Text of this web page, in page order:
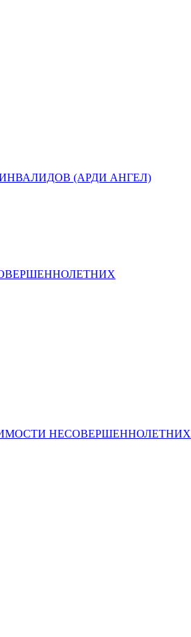
(АРДИ АНГЕЛ)
НЕСОВЕРШЕННОЛЕТНИХ